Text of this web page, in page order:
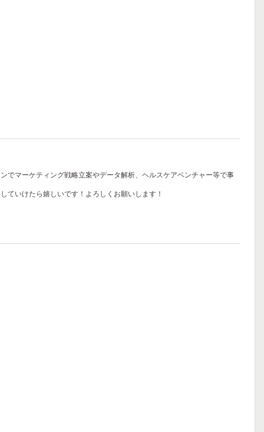
でマーケティング戦略立案やデータ解析、ヘルスケアベンチャー等で事
ていけたら嬉しいです！よろしくお願いします！